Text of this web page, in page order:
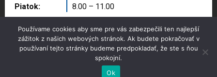
Piatok:
8.00 – 11.00
Copyright © 2025 Správa majetku mesta, n.o.,
Partizánske
Používame cookies aby sme pre vás zabezpečili ten najlepší
zážitok z našich webových stránok. Ak budete pokračovať v
používaní tejto stránky budeme predpokladať, že ste s ňou
spokojní.
Ok